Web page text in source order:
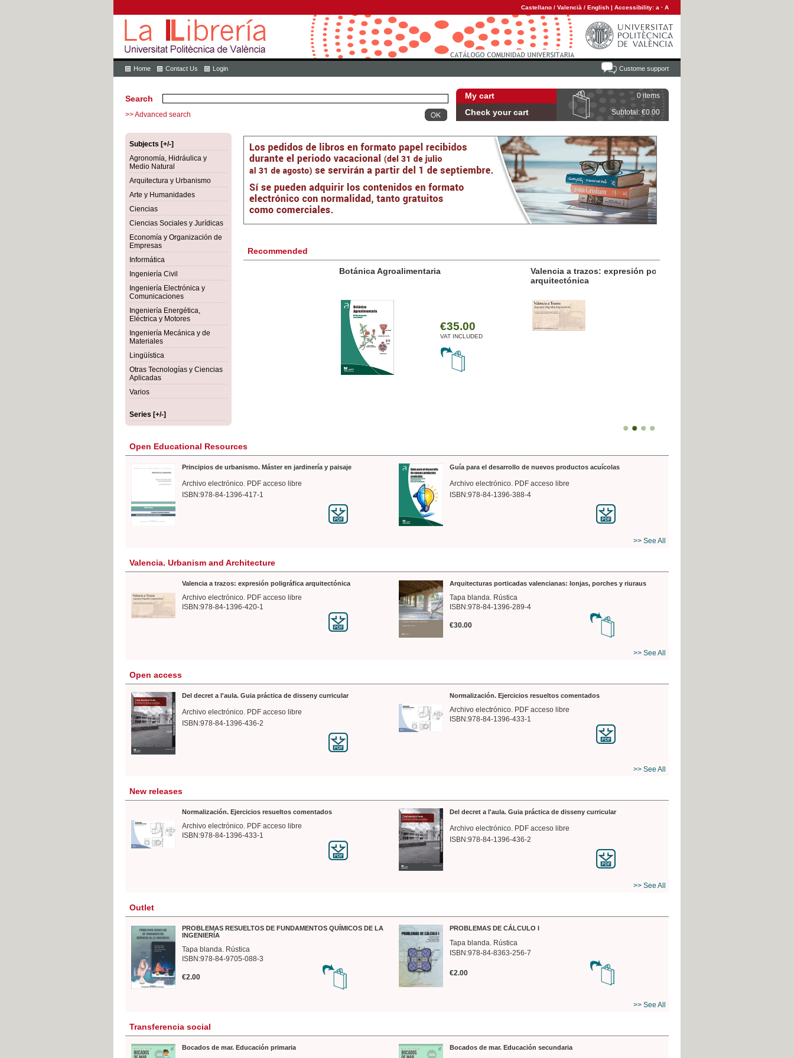
Castellano / Valencià / English | Accessibility: a · A
Custome support
Home Contact Us Login
My cart 0 items
Check your cart Subtotal: €0.00
Search
>> Advanced search
Subjects [+/-]
Agronomía, Hidráulica y
Medio Natural
Arquitectura y Urbanismo
Arte y Humanidades
Ciencias
Ciencias Sociales y Jurídicas
Economía y Organización de
Empresas
Informática
Ingeniería Civil
Ingeniería Electrónica y
Comunicaciones
Ingeniería Energética,
Eléctrica y Motores
Ingeniería Mecánica y de
Materiales
Lingüística
Otras Tecnologías y Ciencias
Aplicadas
Varios
Series [+/-]
Recommended
Botánica Agroalimentaria
€35.00
VAT INCLUDED
Valencia a trazos: expresión poligráfica
Open Educational Resources
Principios de urbanismo. Máster en jardinería y paisaje
Archivo electrónico. PDF acceso libre
ISBN:978-84-1396-417-1
Guía para el desarrollo de nuevos productos acuícolas
Archivo electrónico. PDF acceso libre
ISBN:978-84-1396-388-4
>> See All
Valencia. Urbanism and Architecture
Valencia a trazos: expresión poligráfica arquitectónica
Archivo electrónico. PDF acceso libre
ISBN:978-84-1396-420-1
Arquitecturas porticadas valencianas: lonjas, porches y riuraus
Tapa blanda. Rústica
ISBN:978-84-1396-289-4
€30.00
>> See All
Open access
Del decret a l'aula. Guia práctica de disseny curricular
Archivo electrónico. PDF acceso libre
ISBN:978-84-1396-436-2
Normalización. Ejercicios resueltos comentados
Archivo electrónico. PDF acceso libre
ISBN:978-84-1396-433-1
>> See All
New releases
Normalización. Ejercicios resueltos comentados
Archivo electrónico. PDF acceso libre
ISBN:978-84-1396-433-1
Del decret a l'aula. Guia práctica de disseny curricular
Archivo electrónico. PDF acceso libre
ISBN:978-84-1396-436-2
>> See All
Outlet
PROBLEMAS RESUELTOS DE FUNDAMENTOS QUÍMICOS DE LA
INGENIERÍA
Tapa blanda. Rústica
ISBN:978-84-9705-088-3
€2.00
PROBLEMAS DE CÁLCULO I
Tapa blanda. Rústica
ISBN:978-84-8363-256-7
€2.00
>> See All
Transferencia social
Bocados de mar. Educación primaria Bocados de mar. Educación secundaria